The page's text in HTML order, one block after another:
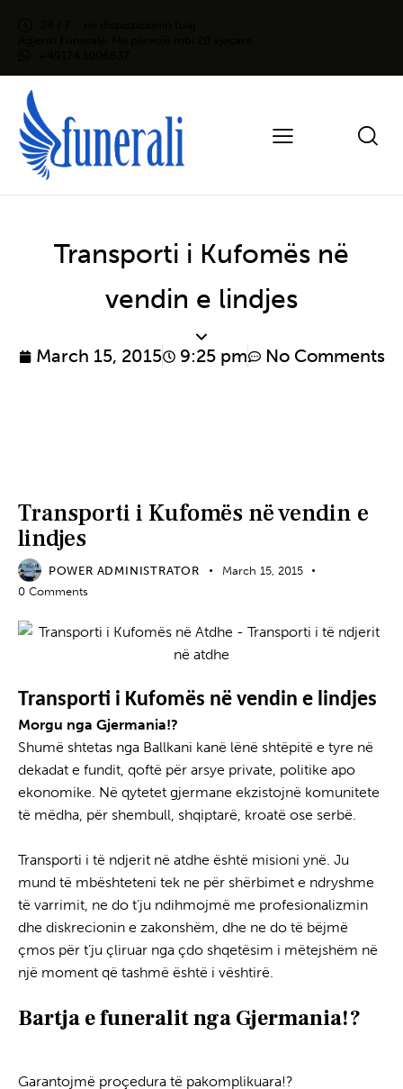
Transporti i Kufomës në
vendin e lindjes
March 15, 2015 9:25 pm No Comments
Transporti i Kufomës në vendin e
lindjes
POWER ADMINISTRATOR
March 15, 2015
0 Comments
Transporti i Kufomës në vendin e lindjes
Morgu nga Gjermania!?
Shumë shtetas nga Ballkani kanë lënë shtëpitë e tyre në
dekadat e fundit, qoftë për arsye private, politike apo
ekonomike. Në qytetet gjermane ekzistojnë komunitete
të mëdha, për shembull, shqiptarë, kroatë ose serbë.
Transporti i të ndjerit në atdhe është misioni ynë. Ju
mund të mbështeteni tek ne për shërbimet e ndryshme
të varrimit, ne do t’ju ndihmojmë me profesionalizmin
dhe diskrecionin e zakonshëm, dhe ne do të bëjmë
çmos për t’ju çliruar nga çdo shqetësim i mëtejshëm në
një moment që tashmë është i vështirë.
Bartja e funeralit nga Gjermania!?
Garantojmë proçedura të pakomplikuara!?